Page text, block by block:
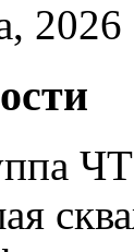
2026